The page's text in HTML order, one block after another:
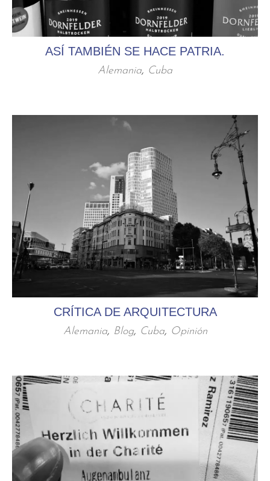
ASÍ TAMBIÉN SE HACE PATRIA.
Alemania, Cuba
CRÍTICA DE ARQUITECTURA
Alemania, Blog, Cuba, Opinión